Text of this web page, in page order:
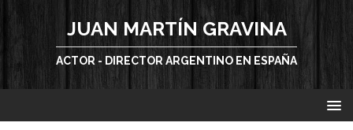
JUAN MARTÍN GRAVINA
ACTOR - DIRECTOR ARGENTINO EN ESPAÑA